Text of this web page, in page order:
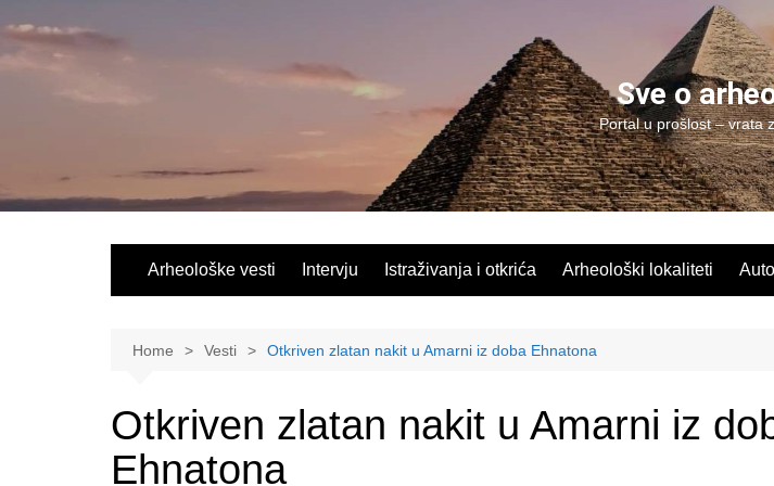
Sve o
Portal u prošlost – vrata
Arheološke vesti Intervju Istraživanja i otkrića Arheološki lokaliteti
Home Vesti Otkriven zlatan nakit u Amarni iz doba Ehnatona
Otkriven zlatan nakit u Amarni iz
Ehnatona